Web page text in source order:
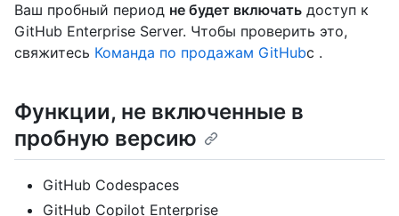
Ваш пробный период не будет включать доступ к
GitHub Enterprise Server. Чтобы проверить это,
свяжитесь Команда по продажам GitHubс .
Функции, не включенные в
пробную версию
GitHub Codespaces
GitHub Copilot Enterprise